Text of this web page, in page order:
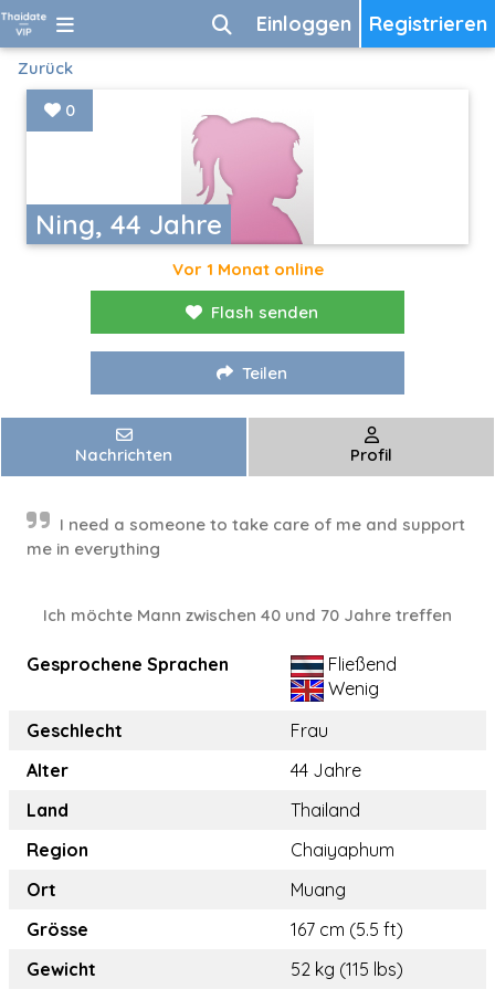
Registrieren
Einloggen
Zurück
Ning, 44 Jahre
0
Vor 1 Monat online
Flash senden
Teilen
Nachrichten Profil
I need a someone to take care of me and support
me in everything
Ich möchte Mann zwischen 40 und 70 Jahre treffen
Gesprochene Sprachen
Fließend
Wenig
Geschlecht
Frau
Alter
44 Jahre
Land
Thailand
Region
Chaiyaphum
Ort
Muang
Grösse
167 cm (5.5 ft)
Gewicht
52 kg (115 lbs)